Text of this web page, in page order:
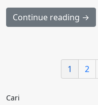
Continue reading →
1 2
Cari